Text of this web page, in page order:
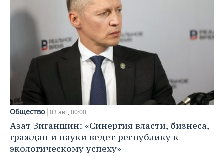
Общество 03 авг, 00:00
Азат Зиганшин: «Синергия власти, бизнеса,
граждан и науки ведет республику к
экологическому успеху»